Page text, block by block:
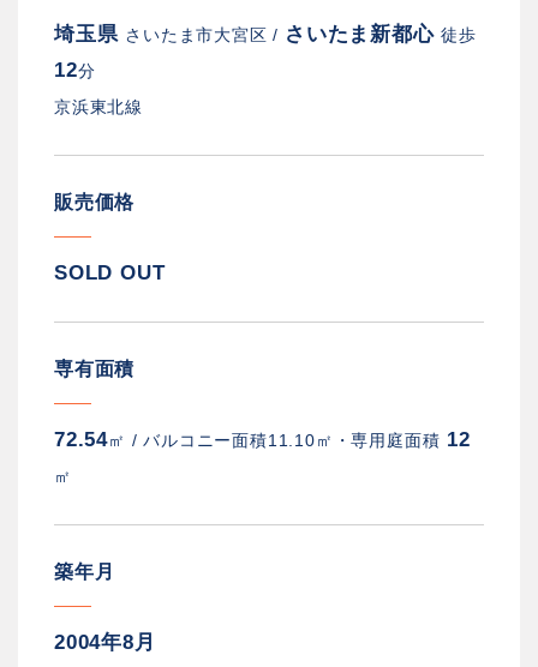
埼玉県 さいたま市大宮区 / さいたま新都心徒歩
12分
京浜東北線
販売価格
SOLD OUT
専有面積
72.54㎡ /バルコニー面積11.10㎡・専用庭面積 12
㎡
築年月
2004年8月